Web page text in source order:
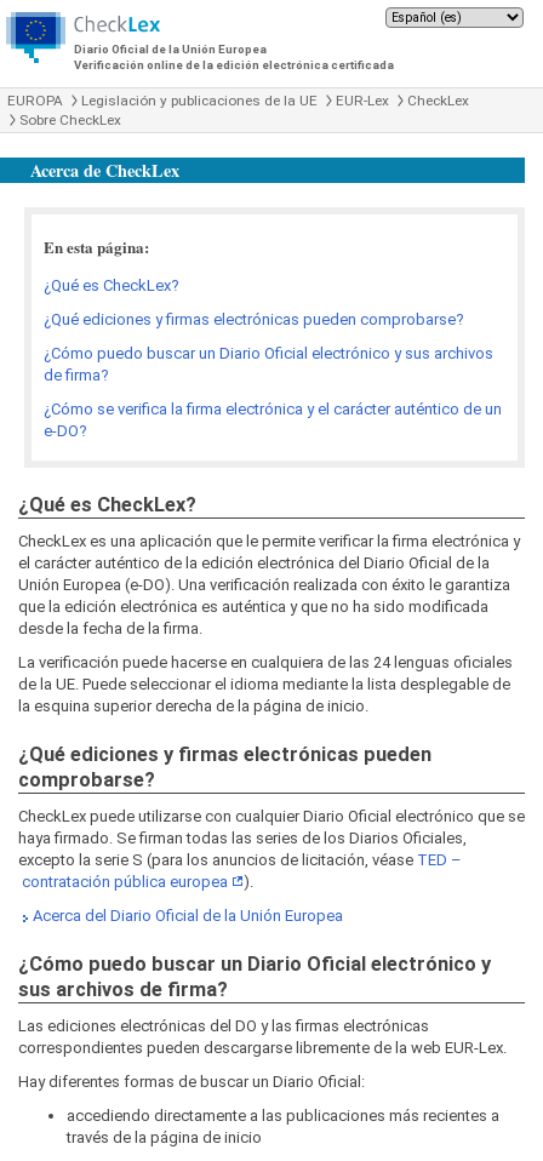
Diario Oficial de la Unión Europea
Verificación online de la edición electrónica certificada
EUROPA Legislación y publicaciones de la UE EUR-Lex
CheckLex
Sobre CheckLex
Acerca de CheckLex
En esta página:
¿Qué es CheckLex?
¿Qué ediciones y firmas electrónicas pueden comprobarse?
¿Cómo puedo buscar un Diario Oficial electrónico y sus archivos
de firma?
¿Cómo se verifica la firma electrónica y el carácter auténtico de un
e-DO?
¿Qué es CheckLex?
CheckLex es una aplicación que le permite verificar la firma electrónica y
el carácter auténtico de la edición electrónica del Diario Oficial de la
Unión Europea (e-DO). Una verificación realizada con éxito le garantiza
que la edición electrónica es auténtica y que no ha sido modificada
desde la fecha de la firma.
La verificación puede hacerse en cualquiera de las 24 lenguas oficiales
de la UE. Puede seleccionar el idioma mediante la lista desplegable de
la esquina superior derecha de la página de inicio.
¿Qué ediciones y firmas electrónicas pueden
comprobarse?
CheckLex puede utilizarse con cualquier Diario Oficial electrónico que se
haya firmado. Se firman todas las series de los Diarios Oficiales,
excepto la serie S (para los anuncios de licitación, véase TED –
contratación pública europea
).
Acerca del Diario Oficial de la Unión Europea
¿Cómo puedo buscar un Diario Oficial electrónico y
sus archivos de firma?
Las ediciones electrónicas del DO y las firmas electrónicas
correspondientes pueden descargarse libremente de la web EUR‑Lex.
Hay diferentes formas de buscar un Diario Oficial:
accediendo directamente a las publicaciones más recientes a
través de la página de inicio